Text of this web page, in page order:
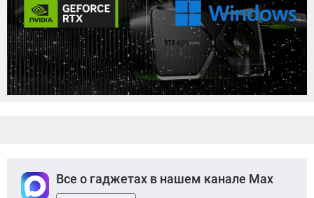
Все о гаджетах в нашем канале Max